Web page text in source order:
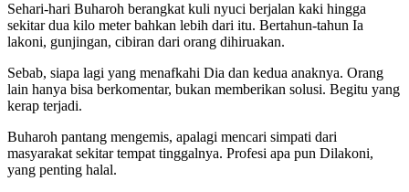
Sehari-hari Buharoh berangkat kuli nyuci berjalan kaki hingga
sekitar dua kilo meter bahkan lebih dari itu. Bertahun-tahun Ia
lakoni, gunjingan, cibiran dari orang dihiruakan.
Sebab, siapa lagi yang menafkahi Dia dan kedua anaknya. Orang
lain hanya bisa berkomentar, bukan memberikan solusi. Begitu yang
kerap terjadi.
Buharoh pantang mengemis, apalagi mencari simpati dari
masyarakat sekitar tempat tinggalnya. Profesi apa pun Dilakoni,
yang penting halal.